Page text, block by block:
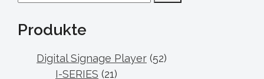
nach:
Produkte
Digital Signage Player (52)
I-SERIES (21)